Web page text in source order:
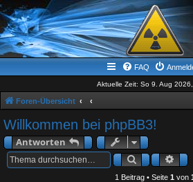
FAQ
Aktuelle Zeit: So 9. Aug
Foren-Übersicht
Willkommen bei phpBB3!
Antworten
Suche
1 Beitrag • Seite 1 von